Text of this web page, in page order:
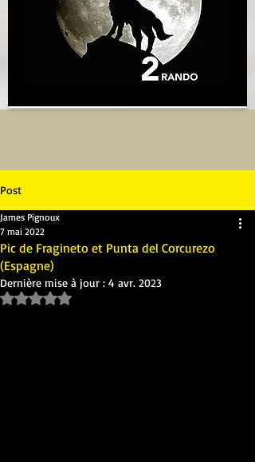
Post
Pic de Fragineto et Punta del Corcurezo
(Espagne)
James Pignoux
7 mai 2022
Dernière mise à jour : 4 avr. 2023
Noté NaN étoiles sur 5.